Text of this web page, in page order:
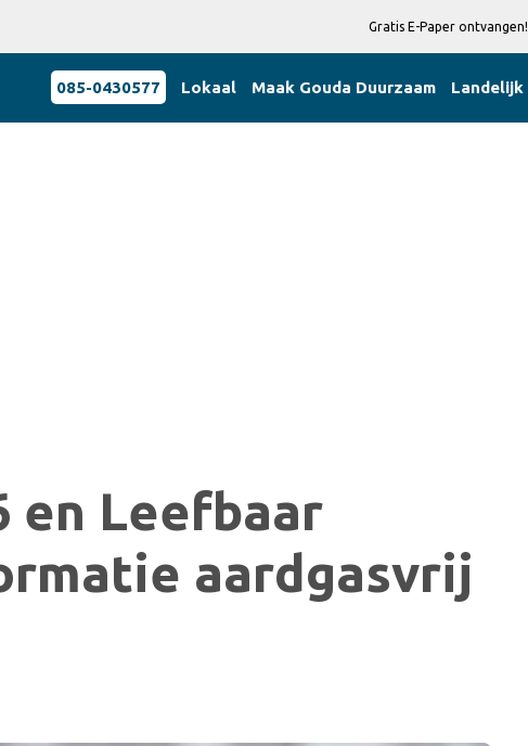
Gratis E-Paper ontvangen!
085-0430577 Lokaal Maak Gouda Duurzaam Landelijk
en Leefbaar
aardgasvrij